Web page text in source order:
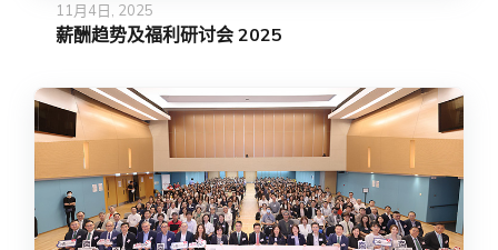
11月4日, 2025
薪酬趋势及福利研讨会 2025